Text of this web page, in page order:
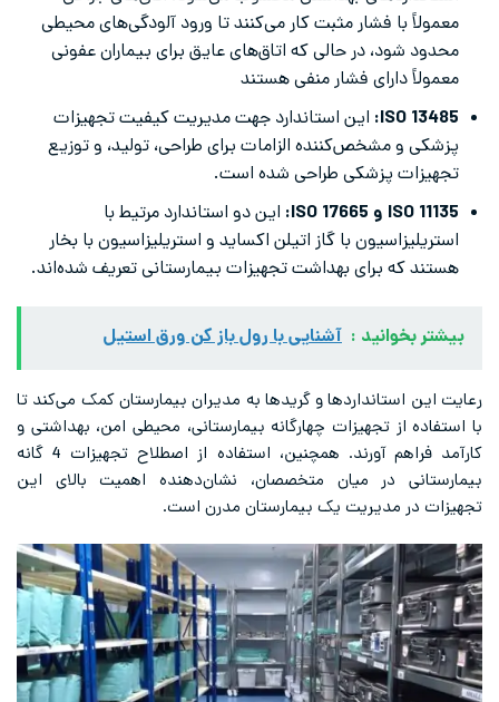
معمولاً با فشار مثبت کار می‌کنند تا ورود آلودگی‌های محیطی
محدود شود، در حالی که اتاق‌های عایق برای بیماران عفونی
معمولاً دارای فشار منفی هستند
ISO 13485: این استاندارد جهت مدیریت کیفیت تجهیزات
پزشکی و مشخص‌کننده الزامات برای طراحی، تولید، و توزیع
تجهیزات پزشکی طراحی شده است.
ISO 11135 و ISO 17665:
این دو استاندارد مرتیط با
استریلیزاسیون با گاز اتیلن اکساید و استریلیزاسیون با بخار
هستند که برای بهداشت تجهیزات بیمارستانی تعریف شده‌اند.
بیشتر بخوانید : آشنایی با رول باز کن ورق استیل
رعایت این استانداردها و گریدها به مدیران بیمارستان کمک می‌کند تا
با استفاده از تجهیزات چهارگانه بیمارستانی، محیطی امن، بهداشتی و
کارآمد فراهم آورند. همچنین، استفاده از اصطلاح تجهیزات 4 گانه
بیمارستانی در میان متخصصان، نشان‌دهنده اهمیت بالای این
تجهیزات در مدیریت یک بیمارستان مدرن است.